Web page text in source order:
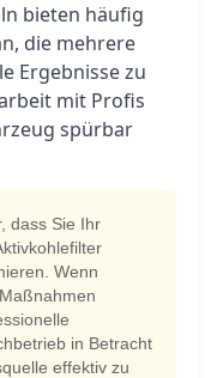
bieten häufig
die mehrere
Ergebnisse zu
mit Profis
spürbar
dass Sie Ihr
Wenn
in Betracht
effektiv zu